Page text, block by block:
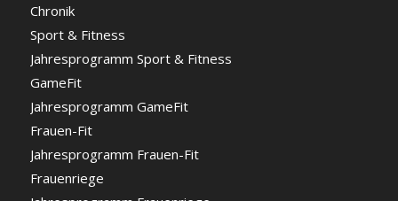
Chronik
Sport & Fitness
Jahresprogramm Sport & Fitness
GameFit
Jahresprogramm GameFit
Frauen-Fit
Jahresprogramm Frauen-Fit
Frauenriege